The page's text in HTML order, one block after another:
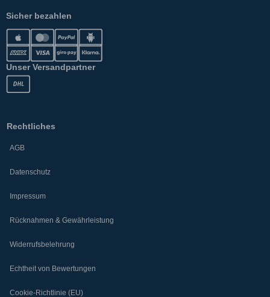
Sicher bezahlen
Unser Versandpartner
Rechtliches
AGB
Datenschutz
Impressum
Rücknahmen & Gewährleistung
Widerrufsbelehrung
Echtheit von Bewertungen
Cookie-Richtlinie (EU)